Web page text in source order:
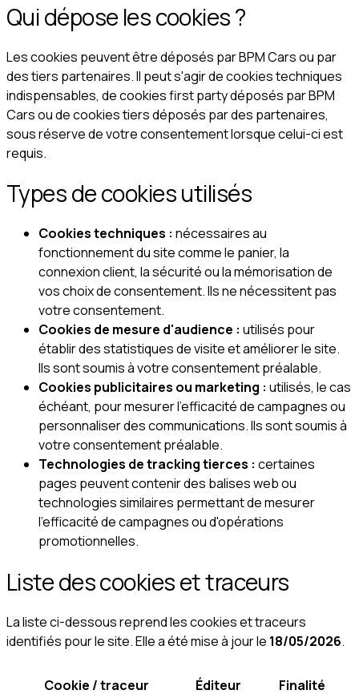
Qui dépose les cookies ?
Les cookies peuvent être déposés par BPM Cars ou par
des tiers partenaires. Il peut s'agir de cookies techniques
indispensables, de cookies first party déposés par BPM
Cars ou de cookies tiers déposés par des partenaires,
sous réserve de votre consentement lorsque celui-ci est
requis.
Types de cookies utilisés
Cookies techniques : nécessaires au
fonctionnement du site comme le panier, la
connexion client, la sécurité ou la mémorisation de
vos choix de consentement. Ils ne nécessitent pas
votre consentement.
Cookies de mesure d'audience : utilisés pour
établir des statistiques de visite et améliorer le site.
Ils sont soumis à votre consentement préalable.
Cookies publicitaires ou marketing : utilisés, le cas
échéant, pour mesurer l'efficacité de campagnes ou
personnaliser des communications. Ils sont soumis à
votre consentement préalable.
Technologies de tracking tierces : certaines
pages peuvent contenir des balises web ou
technologies similaires permettant de mesurer
l'efficacité de campagnes ou d'opérations
promotionnelles.
Liste des cookies et traceurs
La liste ci-dessous reprend les cookies et traceurs
identifiés pour le site. Elle a été mise à jour le 18/05/2026.
Cookie / traceur Éditeur Finalité